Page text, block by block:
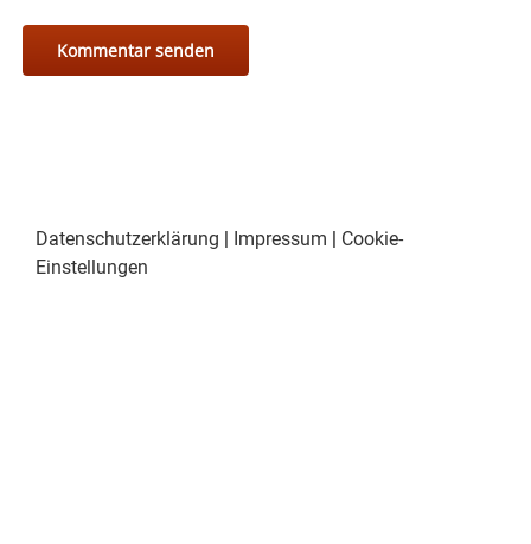
Datenschutzerklärung Impressum
Cookie-
Einstellungen